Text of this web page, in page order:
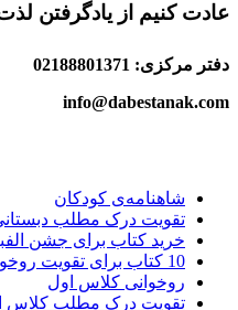
عادت کنیم از یادگرفتن
دفتر مرکزی: 02188801371
info@dabestanak.com
شاهنامه‌ی کودکان
تقویت درک مطلب
خرید کتاب برای جشن
10 کتاب برای تقویت روخوانی و روان‌خوانی کلاس اولی‌ها
روخوانی کلاس اول
تقویت درک مطلب کلاس